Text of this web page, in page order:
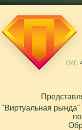
"Виртуальная рында"